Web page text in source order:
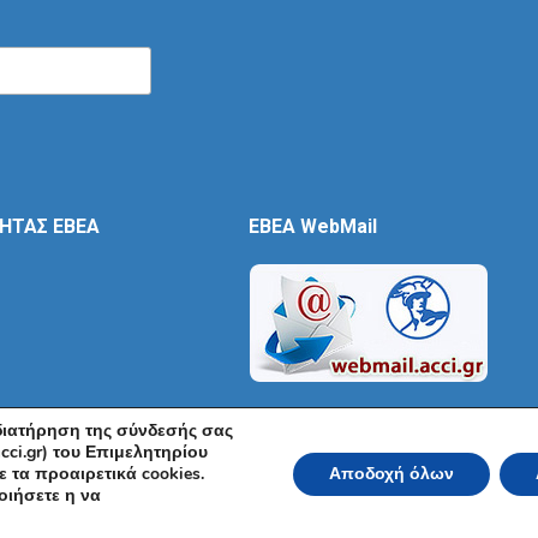
ΕΒΕΑ EBEA WebMail
και Βιομηχανικό Επιμελητήριο Αθηνών 2026 | Ακαδημίας 7, ΤΚ: 10671,
Όροι Χρήσης
Πολιτική Ασφάλειας|Πολιτική Απορρήτου|
της σύνδεσής σας
του Επιμελητηρίου
προαιρετικά cookies.
η να
Αποδοχή όλων